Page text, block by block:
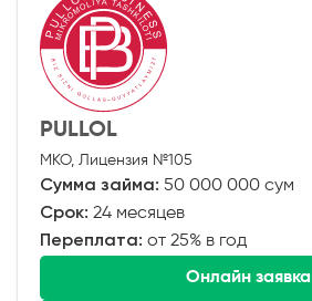
PULLOL
МКО, Лицензия №105
Сумма займа: 50 000 000 сум
Срок: 24 месяцев
Переплата: от 25% в год
Онлайн заявка